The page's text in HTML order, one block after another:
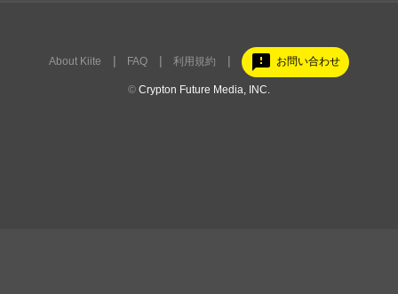
About Kiite FAQ 利用規約 feedback お問い合わせ
© Crypton Future Media, INC.